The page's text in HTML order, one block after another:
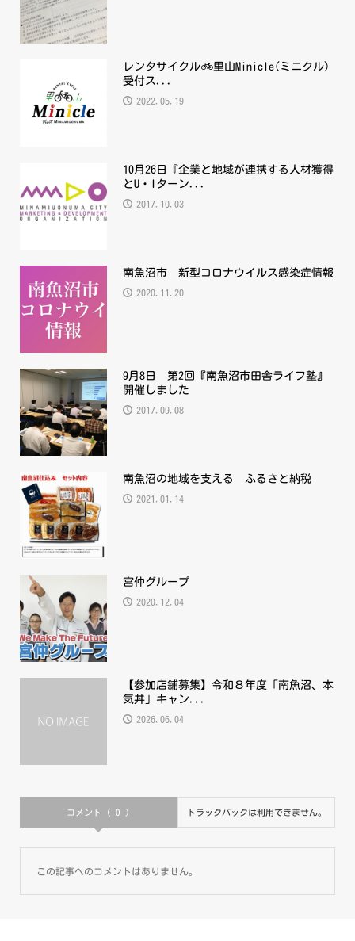
レンタサイクル🚲里山Minicle(ミニクル)
受付ス...
2022.05.19
10月26日『企業と地域が連携する人材獲得
とU・Iターン...
2017.10.03
南魚沼市 新型コロナウイルス感染症情報
2020.11.20
9月8日 第2回『南魚沼市田舎ライフ塾』
開催しました
2017.09.08
南魚沼の地域を支える ふるさと納税
2021.01.14
宮仲グループ
2020.12.04
【参加店舗募集】令和８年度「南魚沼、本
気丼」キャン...
2026.06.04
コメント ( 0 ) トラックバックは利用できません。
この記事へのコメントはありません。